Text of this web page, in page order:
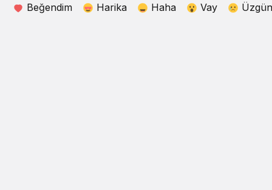
Beğendim Harika Haha Vay Üzgün